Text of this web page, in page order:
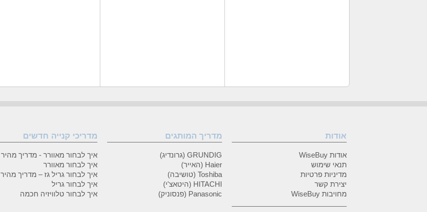
אודות
אודות WiseBuy
תנאי שימוש
מדיניות פרטיות
יצירת קשר
מחויבות WiseBuy
מדריך המותגים
GRUNDIG (גרונדיג)
Haier (האייר)
Toshiba (טושיבה)
HITACHI (היטאצ'י)
Panasonic (פנסוניק)
מדריכי קנייה חדשים
איך לבחור מאוורר - מדריך מהיר
איך לבחור מאוורר
איך לבחור גריל גז – מדריך מהיר
איך לבחור גריל
איך לבחור טלוויזיה חכמה